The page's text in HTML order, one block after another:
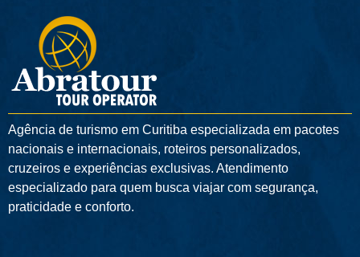
Agência de turismo em Curitiba especializada em pacotes
nacionais e internacionais, roteiros personalizados,
cruzeiros e experiências exclusivas. Atendimento
especializado para quem busca viajar com segurança,
praticidade e conforto.